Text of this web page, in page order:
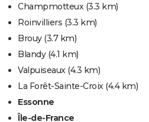
Champmotteux(3.3 km)
Roinvilliers (3.3 km)
Brouy(3.7 km)
Blandy(4.1 km)
Valpuiseaux(4.3 km)
La Forêt-Sainte-Croix(4.4 km)
Essonne
Île-de-France